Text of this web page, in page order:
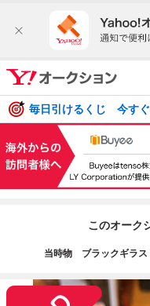
毎日引けるくじ 今す
このオーク
当時物 ブラックギラ